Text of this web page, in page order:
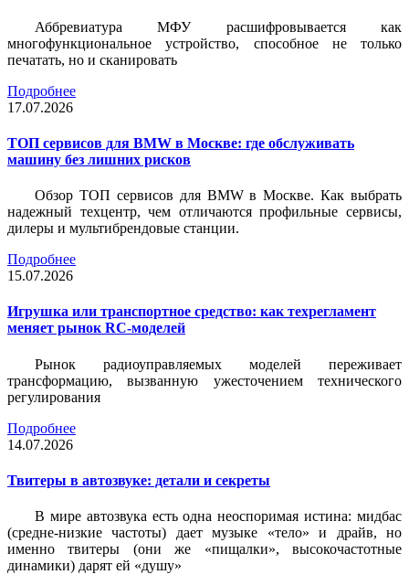
Аббревиатура МФУ расшифровывается как
многофункциональное устройство, способное не только
печатать, но и сканировать
Подробнее
17.07.2026
ТОП сервисов для BMW в Москве: где обслуживать
машину без лишних рисков
Обзор ТОП сервисов для BMW в Москве. Как выбрать
надежный техцентр, чем отличаются профильные сервисы,
дилеры и мультибрендовые станции.
Подробнее
15.07.2026
Игрушка или транспортное средство: как техрегламент
меняет рынок RC-моделей
Рынок радиоуправляемых моделей переживает
трансформацию, вызванную ужесточением технического
регулирования
Подробнее
14.07.2026
Твитеры в автозвуке: детали и секреты
В мире автозвука есть одна неоспоримая истина: мидбас
(средне-низкие частоты) дает музыке «тело» и драйв, но
именно твитеры (они же «пищалки», высокочастотные
динамики) дарят ей «душу»